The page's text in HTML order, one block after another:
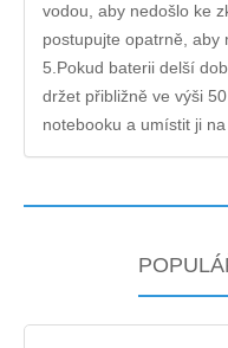
vodou, aby nedošlo ke
postupujte opatrně, aby
5.Pokud baterii delší
držet přibližně ve výši
notebooku a umístit ji